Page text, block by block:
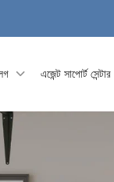
এজেন্ট সাপোর্ট সেন্টার